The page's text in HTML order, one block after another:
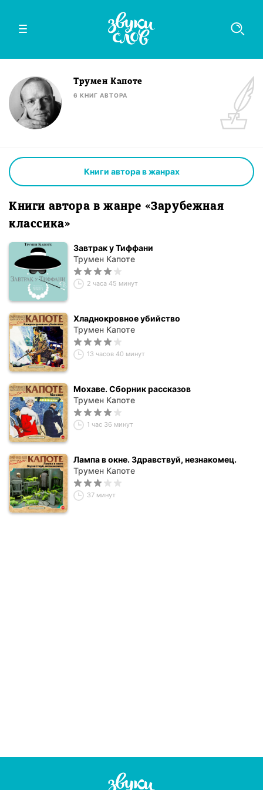
Трумен Капоте
6 КНИГ АВТОРА
Книги автора в жанрах
Книги автора в жанре «Зарубежная
классика»
Завтрак у Тиффани
Трумен Капоте
2 часа 45 минут
Хладнокровное убийство
Трумен Капоте
13 часов 40 минут
Мохаве. Сборник рассказов
Трумен Капоте
1 час 36 минут
Лампа в окне. Здравствуй, незнакомец.
Трумен Капоте
37 минут